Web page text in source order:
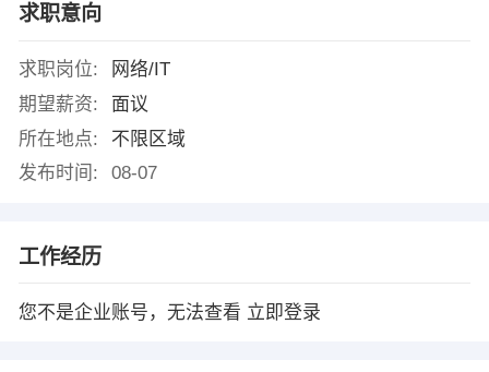
求职意向
求职岗位:
网络/IT
期望薪资:
面议
所在地点:
不限区域
发布时间:
08-07
工作经历
您不是企业账号，无法查看 立即登录